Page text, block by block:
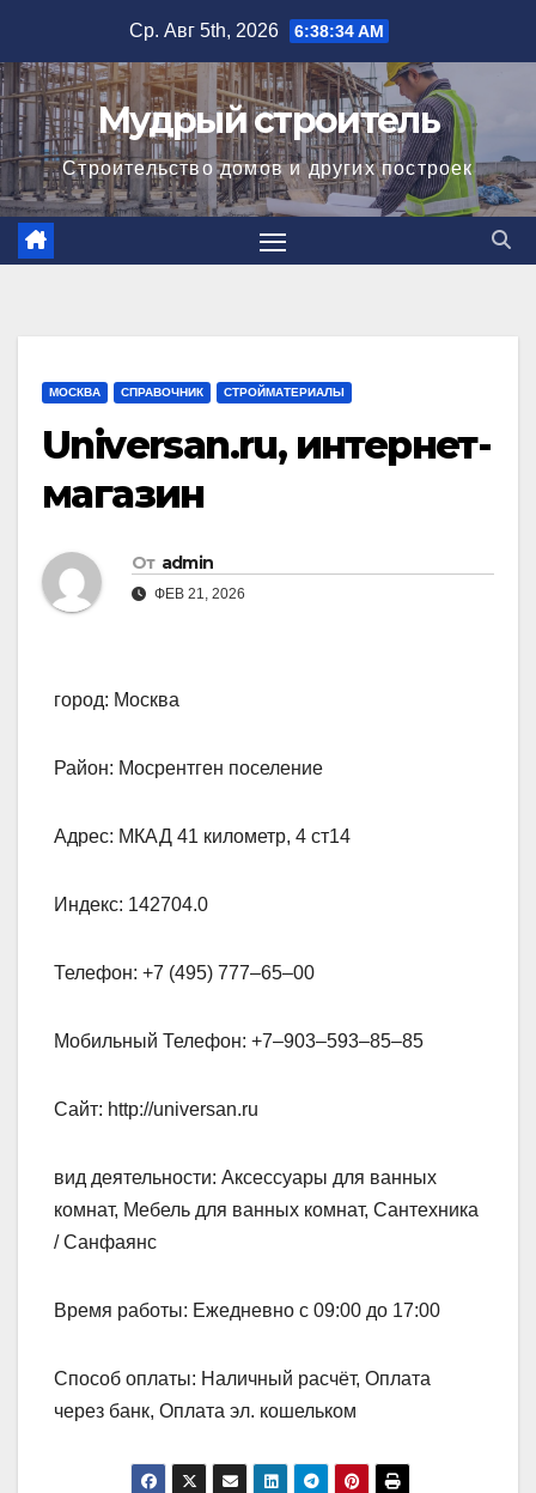
содержимому
Ср. Авг 5th, 2026 6:38:35 AM
Мудрый строитель
Строительство домов и других построек
МОСКВА СПРАВОЧНИК СТРОЙМАТЕРИАЛЫ
Universan.ru, интернет-
магазин
От admin
ФЕВ 21, 2026
город: Москва
Район: Мосрентген поселение
Адрес: МКАД 41 километр, 4 ст14
Индекс: 142704.0
Телефон: +7 (495) 777‒65‒00
Мобильный Телефон: +7‒903‒593‒85‒85
Сайт: http://universan.ru
вид деятельности: Аксессуары для ванных
комнат, Мебель для ванных комнат, Сантехника
/ Санфаянс
Время работы: Ежедневно с 09:00 до 17:00
Способ оплаты: Наличный расчёт, Оплата
через банк, Оплата эл. кошельком